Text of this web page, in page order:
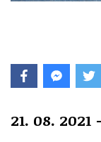
21. 08. 2021